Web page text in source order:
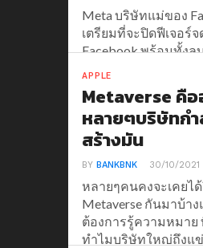
Meta บริษัทแม่ของ
เตรียมที่จะปิดฟีเจอร์
Facebook พร้อมทั้ง
APPLE
Metaverse คือ
หลายๆบริษัทก
สร้างมัน
BYBANKBNK 30/10/2021
หลายๆคนคงจะเคยไ
Metaverse กันมาบ้า
ต้องการรู้ความหมาย
ทำไมบริษัทใหญ่ถึงแ